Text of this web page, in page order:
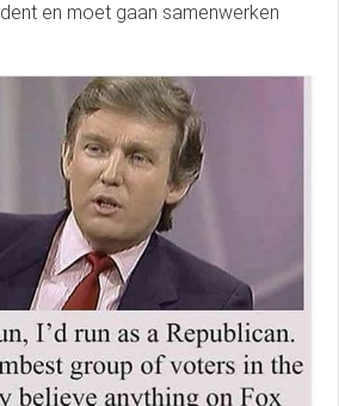
en moet gaan samenwerken